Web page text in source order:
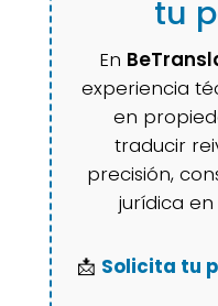
tu
En
experiencia
en
traducir
precisión,
jurídica
📩 Solicita tu